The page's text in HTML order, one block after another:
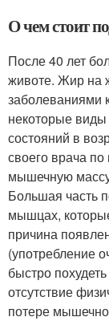
О чем стоит
После 40 лет
животе. Жир на
заболеваниями
некоторые виды
состояний в
своего врача
мышечную
Большая часть
мышцах,
причина
(употребление
быстро
отсутствие
потере